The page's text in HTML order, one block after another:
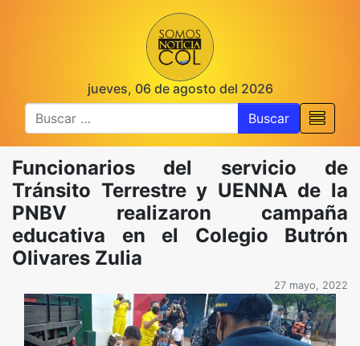
jueves, 06 de agosto del 2026
Buscar
Funcionarios del servicio de
Tránsito Terrestre y UENNA de la
PNBV realizaron campaña
educativa en el Colegio Butrón
Olivares Zulia
27 mayo, 2022